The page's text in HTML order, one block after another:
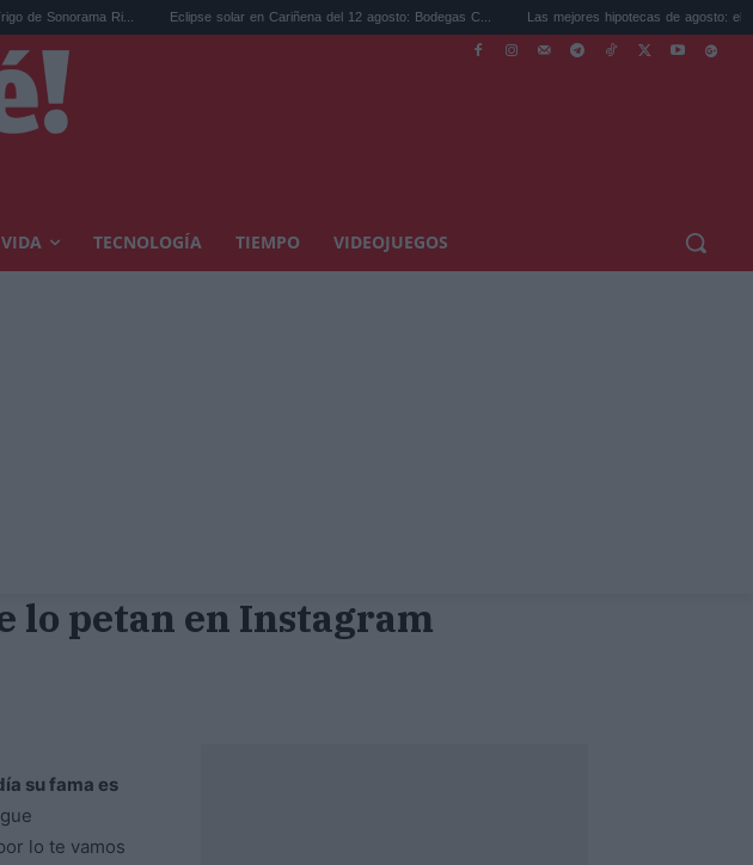
Ri... Eclipse solar en Cariñena del 12 agosto: Bodegas C... Las mejores hipotecas de agosto: el TAE más
TECNOLOGÍA TIEMPO VIDEOJUEGOS
lo petan en Instagram
su fama es
lo te vamos